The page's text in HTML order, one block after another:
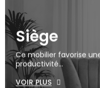
Siège
Ce mobilier favorise
productivité...
VOIR PLUS